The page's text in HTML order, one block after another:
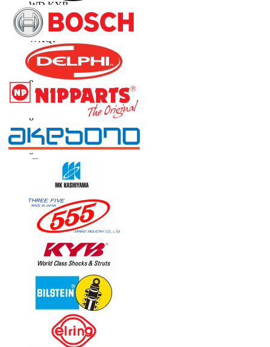
WD KYB
0
WXQP
0
YUNIKO
0
Yuniko / Checkstar
0
Yuniko / Remeder
0
Yuniko / SRR / Remeder